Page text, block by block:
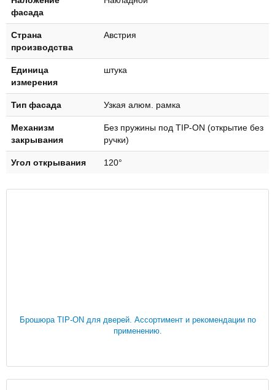
фасада
Страна
производства
Австрия
Единица
измерения
штука
Тип фасада Узкая алюм. рамка
Механизм
закрывания
Без пружины под TIP-ON (открытие без
ручки)
Угол открывания 120°
Брошюра TIP-ON для дверей. Ассортимент и рекомендации по
применению.